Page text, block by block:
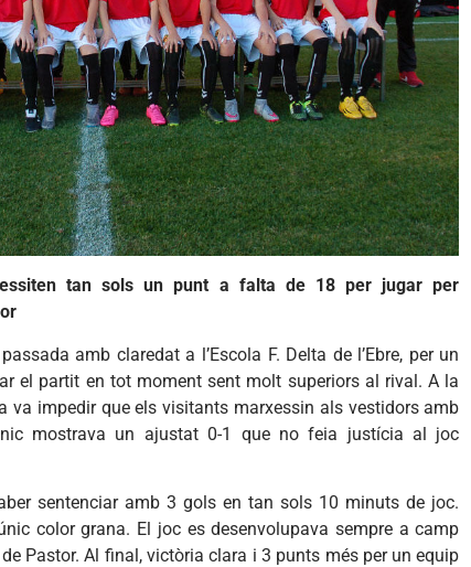
tan sols un punt a falta de 18 per jugar per
amb claredat a l’Escola F. Delta de l’Ebre, per un
el partit en tot moment sent molt superiors al rival. A la
va impedir que els visitants marxessin als vestidors amb
mostrava un ajustat 0-1 que no feia justícia al joc
sentenciar amb 3 gols en tan sols 10 minuts de joc.
color grana. El joc es desenvolupava sempre a camp
Pastor. Al final, victòria clara i 3 punts més per un equip